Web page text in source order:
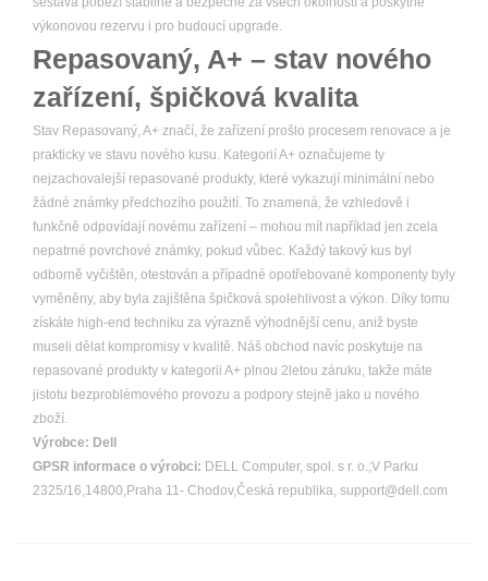
výkonovou rezervu i pro budoucí upgrade.
Repasovaný, A+ – stav nového
zařízení, špičková kvalita
Stav Repasovaný, A+ značí, že zařízení prošlo procesem renovace a je
prakticky ve stavu nového kusu. Kategorií A+ označujeme ty
nejzachovalejší repasované produkty, které vykazují minimální nebo
žádné známky předchozího použití. To znamená, že vzhledově i
funkčně odpovídají novému zařízení – mohou mít například jen zcela
nepatrné povrchové známky, pokud vůbec. Každý takový kus byl
odborně vyčištěn, otestován a případné opotřebované komponenty byly
vyměněny, aby byla zajištěna špičková spolehlivost a výkon. Díky tomu
získáte high-end techniku za výrazně výhodnější cenu, aniž byste
museli dělat kompromisy v kvalitě. Náš obchod navíc poskytuje na
repasované produkty v kategorii A+ plnou 2letou záruku, takže máte
jistotu bezproblémového provozu a podpory stejně jako u nového
zboží.
Výrobce: Dell
GPSR informace o výrobci: DELL Computer, spol. s r. o.;V Parku
2325/16,14800,Praha 11- Chodov,Česká republika, support@dell.com